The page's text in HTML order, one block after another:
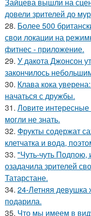
Зайцева вышли на
довели зрителей до
28. Более 500
свои локации на
фитнес - приложение.
29. У дакота Джонсон
закончилось
30. Клава кока
начаться с дружбы.
31. Ловите
могли не знать.
32. Фрукты содержат
клетчатка и вода,
33. "Чуть-чуть Подпою,
озадачила зрителей
Татарстане.
34. 24-Летняя
подарила.
35. Что мы имеем в